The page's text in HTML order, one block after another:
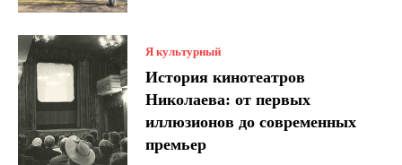
Я культурный
История кинотеатров
Николаева: от первых
иллюзионов до современных
премьер